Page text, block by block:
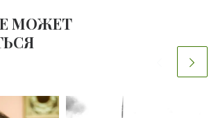
МОЖЕТ